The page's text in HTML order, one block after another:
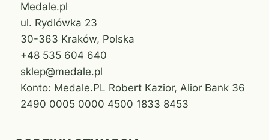
Medale.pl
ul. Rydlówka 23
30-363 Kraków, Polska
+48 535 604 640
sklep@medale.pl
Konto: Medale.PL Robert Kazior, Alior Bank 36
2490 0005 0000 4500 1833 8453